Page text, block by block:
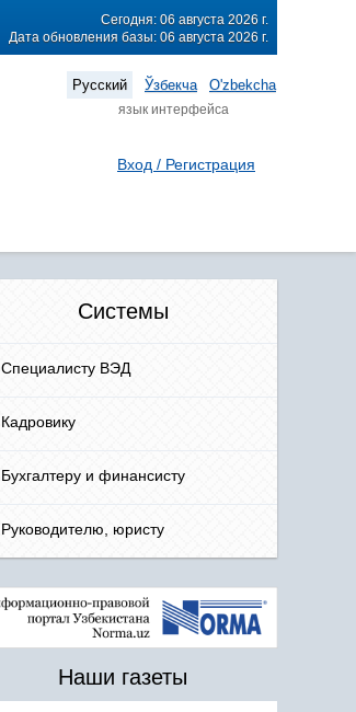
Сегодня: 06 августа 2026 г.
Дата обновления базы: 06 августа 2026 г.
Русский Ўзбекча O'zbekcha
язык интерфейса
Вход / Регистрация
Системы
Специалисту ВЭД
Кадровику
Бухгалтеру и финансисту
Руководителю, юристу
Наши газеты